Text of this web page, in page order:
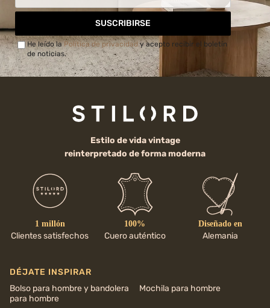
SUSCRIBIRSE
He leído laPolítica de privacidady acepto recibir el boletín
de noticias.
Estilo de vida vintage
reinterpretado de forma moderna
1 millón
Clientes satisfechos
100%
Cuero auténtico
Diseñado en
Alemania
DÉJATE INSPIRAR
Bolso para hombre y bandolera
para hombre
Mochila para hombre